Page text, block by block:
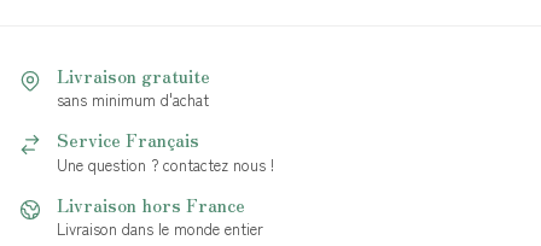
Livraison gratuite
sans minimum d'achat
Service Français
Une question ? contactez nous !
Livraison hors France
Livraison dans le monde entier